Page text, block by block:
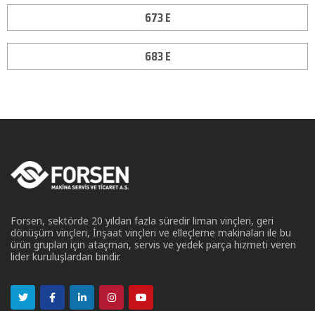
673 E
683 E
Forsen, sektörde 20 yıldan fazla süredir liman vinçleri, geri
dönüşüm vinçleri, İnşaat vinçleri ve elleçleme makinaları ile bu
ürün grupları için ataçman, servis ve yedek parça hizmeti veren
lider kuruluşlardan biridir.